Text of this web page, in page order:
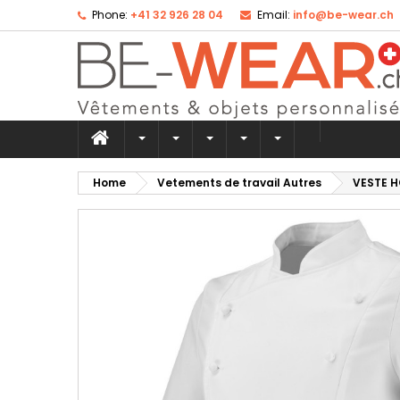
Phone: +41 32 926 28 04 Email: info@be-wear.ch
Home Vetements de travail Autres VESTE